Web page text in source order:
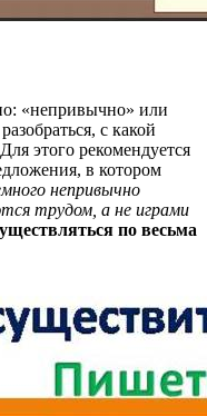
«непривычно» или
с какой
этого рекомендуется
в котором
непривычно
трудом, а не играми
по весьма